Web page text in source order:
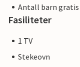
Antall barn gratis
Fasiliteter
1 TV
Stekeovn